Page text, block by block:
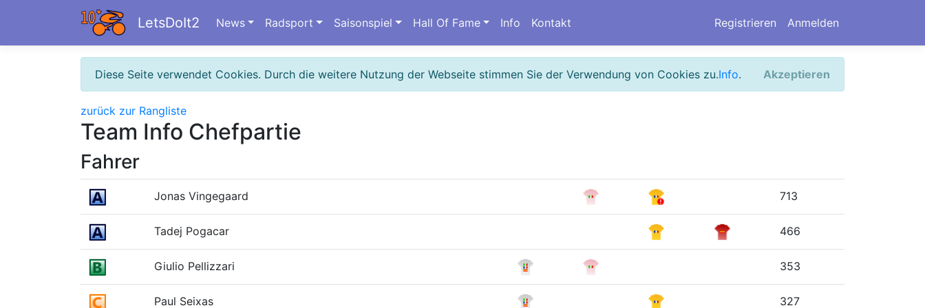
LetsDoIt2 Registrieren Anmelden
News Radsport Saisonspiel Hall Of Fame Info Kontakt
Diese Seite verwendet Cookies. Durch die weitere Nutzung der Webseite stimmen Sie der Verwendung von Cookies zu.Info. Akzeptieren
zurück zur Rangliste
Team Info Chefpartie
Fahrer
Jonas Vingegaard 713
Tadej Pogacar 466
Giulio Pellizzari 353
Paul Seixas 327